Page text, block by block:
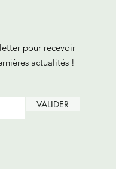
pour recevoir
actualités !
VALIDER